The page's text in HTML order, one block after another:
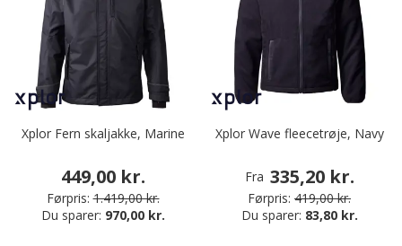
Xplor Fern skaljakke, Marine
449,00 kr.
Førpris: 1.419,00 kr.
Du sparer: 970,00 kr.
Xplor Wave fleecetrøje, Navy
Fra 335,20 kr.
Førpris: 419,00 kr.
Du sparer: 83,80 kr.